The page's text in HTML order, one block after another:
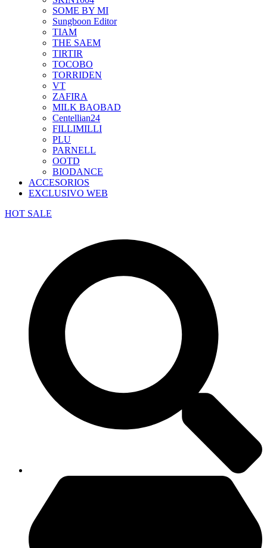
SOME BY MI
Sungboon Editor
TIAM
THE SAEM
TIRTIR
TOCOBO
TORRIDEN
VT
ZAFIRA
MILK BAOBAD
Centellian24
FILLIMILLI
PLU
PARNELL
OOTD
BIODANCE
ACCESORIOS
EXCLUSIVO WEB
HOT SALE